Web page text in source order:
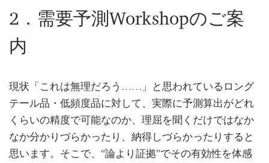
2．需要予測Workshopのご案
内
現状「これは無理だろう……」と思われているロング
テール品・低頻度品に対して、実際に予測算出がどれ
くらいの精度で可能なのか、理屈を聞くだけではなか
なか分かりづらかったり、納得しづらかったりすると
思います。そこで、“論より証拠”でその有効性を体感